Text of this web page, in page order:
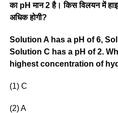
का pH मान 2 है। किस विलयन में
अधिक होगी?
Solution A has a pH of 6,
Solution C has a pH of 2.
highest concentration of
(1) C
(2) A